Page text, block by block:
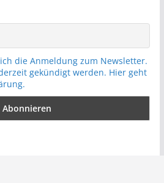
die Anmeldung zum Newsletter.
gekündigt werden. Hier geht